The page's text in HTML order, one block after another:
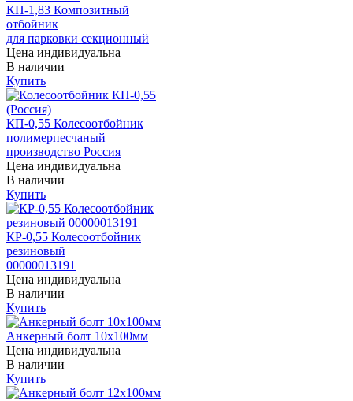
КП-1,83 Композитный
отбойник
для парковки секционный
Цена индивидуальна
В наличии
Купить
КП-0,55 Колесоотбойник
полимерпесчаный
производство Россия
Цена индивидуальна
В наличии
Купить
КР-0,55 Колесоотбойник
резиновый
00000013191
Цена индивидуальна
В наличии
Купить
Анкерный болт 10х100мм
Цена индивидуальна
В наличии
Купить